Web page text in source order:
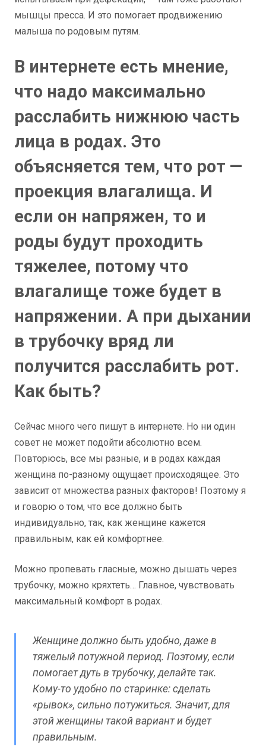
мышцы пресса. И это помогает продвижению
малыша по родовым путям.
В интернете есть мнение,
что надо максимально
расслабить нижнюю часть
лица в родах. Это
объясняется тем, что рот —
проекция влагалища. И
если он напряжен, то и
роды будут проходить
тяжелее, потому что
влагалище тоже будет в
напряжении. А при дыхании
в трубочку вряд ли
получится расслабить рот.
Как быть?
Сейчас много чего пишут в интернете. Но ни один
совет не может подойти абсолютно всем.
Повторюсь, все мы разные, и в родах каждая
женщина по-разному ощущает происходящее. Это
зависит от множества разных факторов! Поэтому я
и говорю о том, что все должно быть
индивидуально, так, как женщине кажется
правильным, как ей комфортнее.
Можно пропевать гласные, можно дышать через
трубочку, можно кряхтеть… Главное, чувствовать
максимальный комфорт в родах.
Женщине должно быть удобно, даже в
тяжелый потужной период. Поэтому, если
помогает дуть в трубочку, делайте так.
Кому-то удобно по старинке: сделать
«рывок», сильно потужиться. Значит, для
этой женщины такой вариант и будет
правильным.